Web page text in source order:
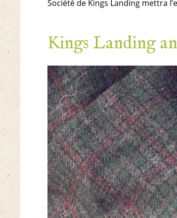
Société de Kings Landing mettra
Kings Landing